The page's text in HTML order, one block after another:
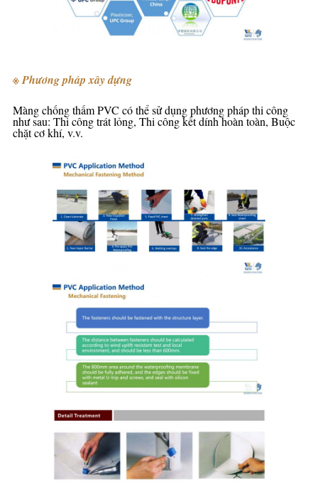
※ Phương pháp xây dựng
Màng chống thấm PVC có thể sử dụng phương pháp thi công
như sau: Thi công trát lỏng, Thi công kết dính hoàn toàn, Buộc
chặt cơ khí, v.v.